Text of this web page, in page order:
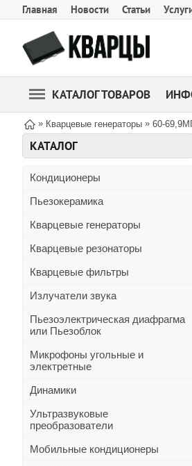
Главная Новости Статьи
КАТАЛОГ ТОВАРОВ
» Кварцевые генераторы » 60-
КАТАЛОГ
Кондиционеры
Пьезокерамика
Кварцевые генераторы
Кварцевые резонаторы
Кварцевые фильтры
Излучатели звука
Пьезоэлектрическая диафрагма
или Пьезоблок
Микрофоны угольные и
электретные
Динамики
Ультразвуковые
преобразователи
Мобильные кондиционеры